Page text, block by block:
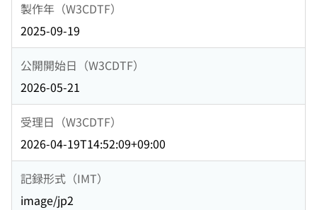
製作年（W3CDTF）
2025-09-19
公開開始日（W3CDTF）
2026-05-21
受理日（W3CDTF）
2026-04-19T14:52:09+09:00
記録形式（IMT）
image/jp2